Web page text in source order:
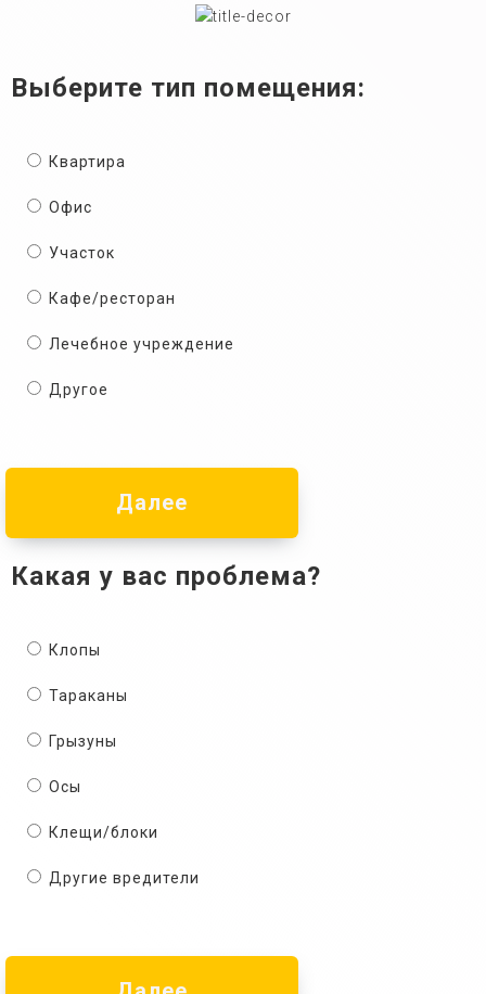
Выберите тип помещения:
Квартира
Офис
Участок
Кафе/ресторан
Лечебное учреждение
Другое
Далее
Какая у вас проблема?
Клопы
Тараканы
Грызуны
Осы
Клещи/блоки
Другие вредители